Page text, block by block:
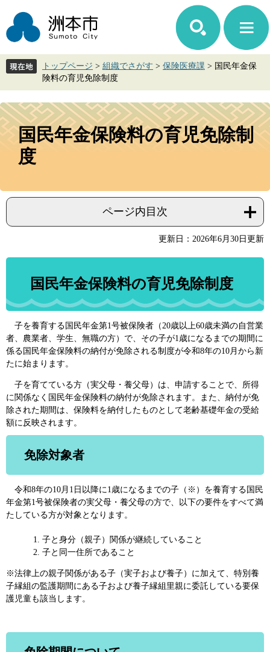
ジ
先
ュ
を
て
本
トップページ > 組織でさがす > 保険医療課 > 国民年金保
険料の育児免除制度
本
文
国民年金保険料の育児免除制
度
ページ内目次
更新日：2026年6月30日更新
国民年金保険料の育児免除制度
子を養育する国民年金第1号被保険者（20歳以上60歳未満の自営業
者、農業者、学生、無職の方）で、その子が1歳になるまでの期間に
係る国民年金保険料の納付が免除される制度が令和8年の10月から新
たに始まります。
子を育てている方（実父母・養父母）は、申請することで、所得
に関係なく国民年金保険料の納付が免除されます。また、納付が免
除された期間は、保険料を納付したものとして老齢基礎年金の受給
額に反映されます。
免除対象者
令和8年の10月1日以降に1歳になるまでの子（※）を養育する国民
年金第1号被保険者の実父母・養父母の方で、以下の要件をすべて満
たしている方が対象となります。
子と身分（親子）関係が継続していること
子と同一住所であること
※法律上の親子関係がある子（実子および養子）に加えて、特別養
子縁組の監護期間にある子および養子縁組里親に委託している要保
護児童も該当します。